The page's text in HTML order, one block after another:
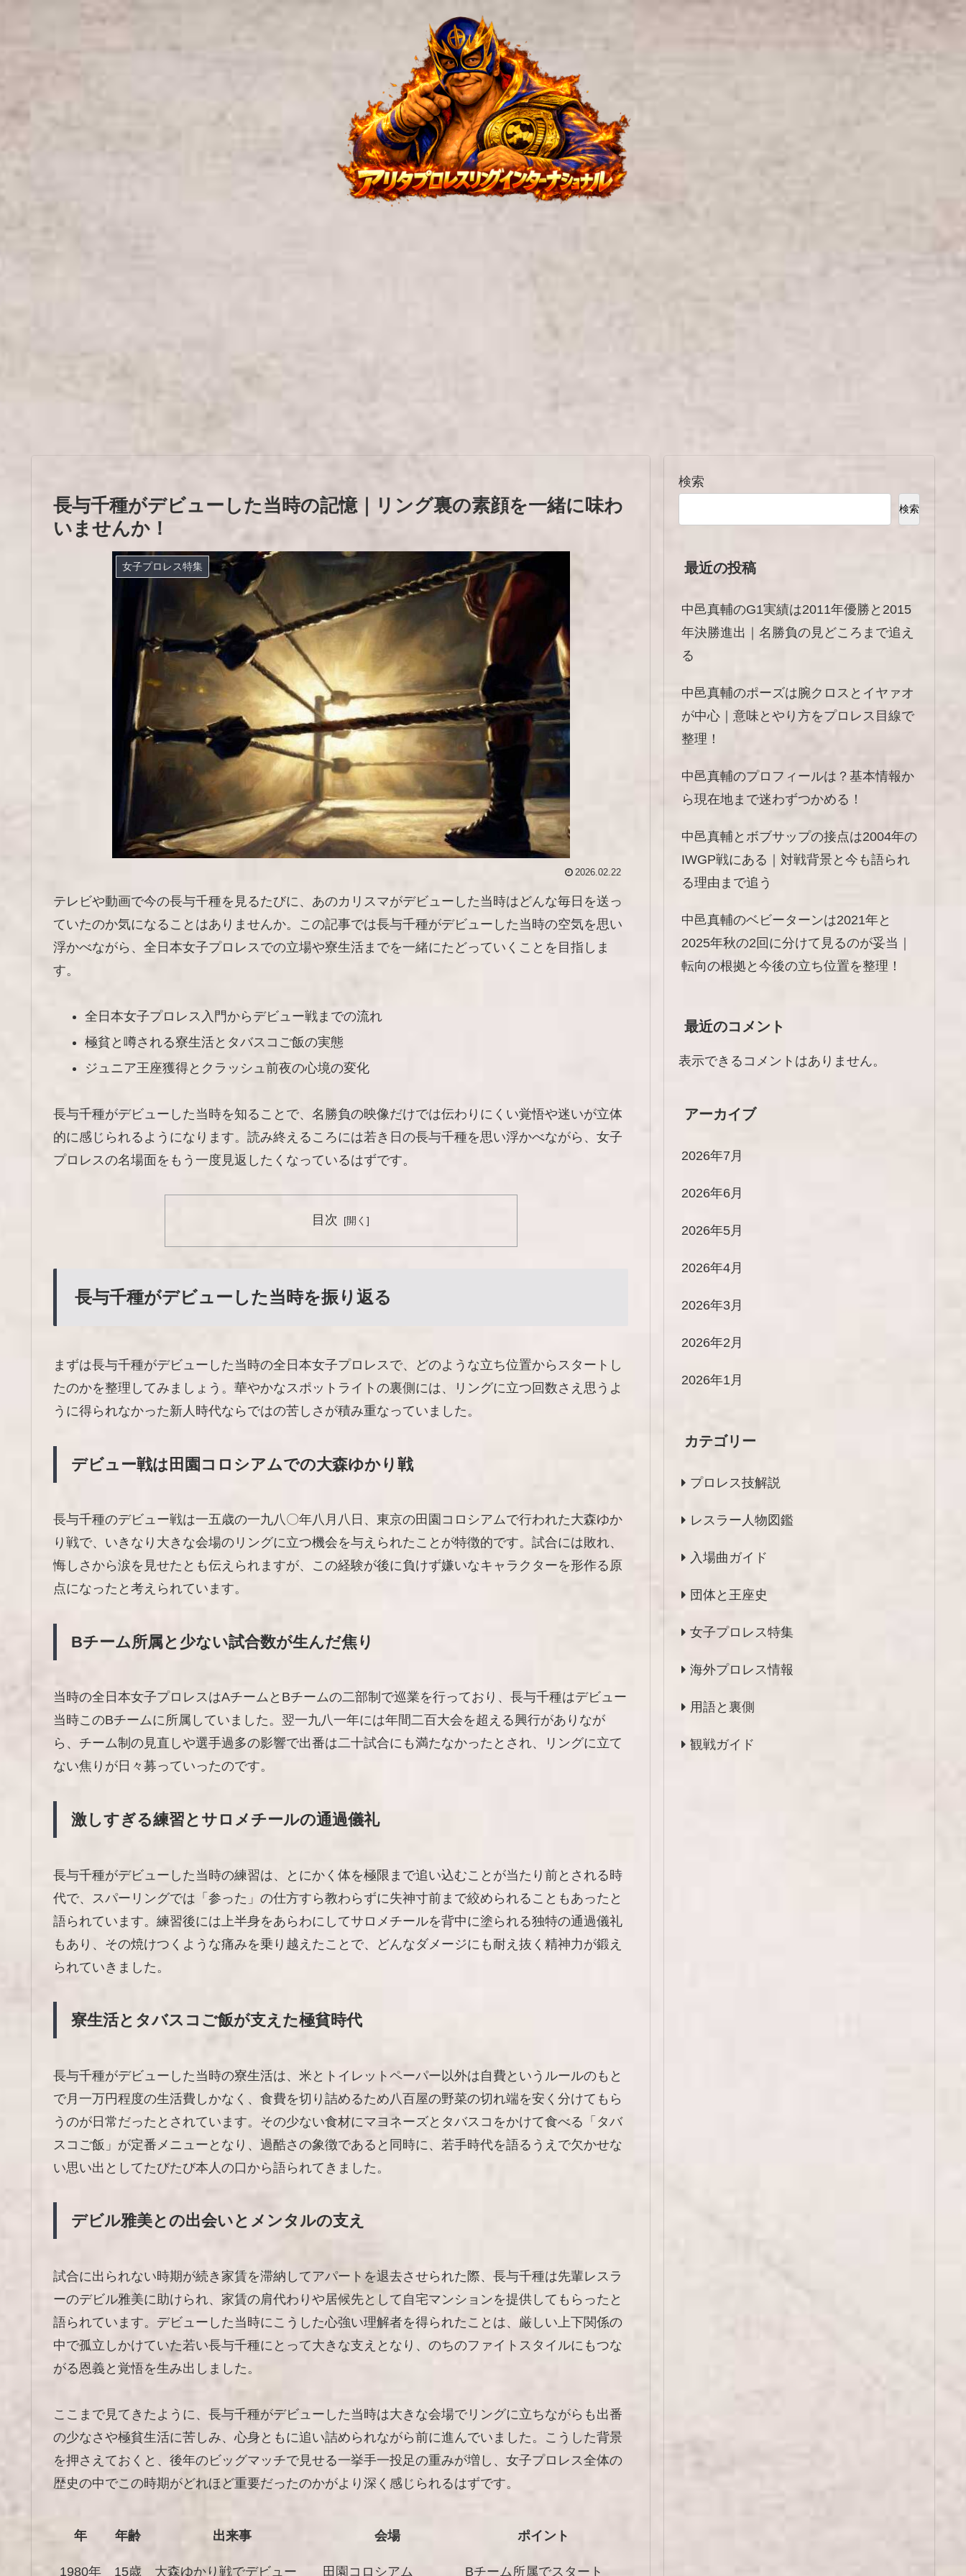
長与千種がデビューした当時の記憶｜リング裏の素顔を一緒に味わ
いませんか！
女子プロレス特集
2026.02.22
テレビや動画で今の長与千種を見るたびに、あのカリスマがデビューした当時はどんな毎日を送っ
ていたのか気になることはありませんか。この記事では長与千種がデビューした当時の空気を思い
浮かべながら、全日本女子プロレスでの立場や寮生活までを一緒にたどっていくことを目指しま
す。
全日本女子プロレス入門からデビュー戦までの流れ
極貧と噂される寮生活とタバスコご飯の実態
ジュニア王座獲得とクラッシュ前夜の心境の変化
長与千種がデビューした当時を知ることで、名勝負の映像だけでは伝わりにくい覚悟や迷いが立体
的に感じられるようになります。読み終えるころには若き日の長与千種を思い浮かべながら、女子
プロレスの名場面をもう一度見返したくなっているはずです。
目次
長与千種がデビューした当時を振り返る
まずは長与千種がデビューした当時の全日本女子プロレスで、どのような立ち位置からスタートし
たのかを整理してみましょう。華やかなスポットライトの裏側には、リングに立つ回数さえ思うよ
うに得られなかった新人時代ならではの苦しさが積み重なっていました。
デビュー戦は田園コロシアムでの大森ゆかり戦
長与千種のデビュー戦は一五歳の一九八〇年八月八日、東京の田園コロシアムで行われた大森ゆか
り戦で、いきなり大きな会場のリングに立つ機会を与えられたことが特徴的です。試合には敗れ、
悔しさから涙を見せたとも伝えられますが、この経験が後に負けず嫌いなキャラクターを形作る原
点になったと考えられています。
Bチーム所属と少ない試合数が生んだ焦り
当時の全日本女子プロレスはAチームとBチームの二部制で巡業を行っており、長与千種はデビュー
当時このBチームに所属していました。翌一九八一年には年間二百大会を超える興行がありなが
ら、チーム制の見直しや選手過多の影響で出番は二十試合にも満たなかったとされ、リングに立て
ない焦りが日々募っていったのです。
激しすぎる練習とサロメチールの通過儀礼
長与千種がデビューした当時の練習は、とにかく体を極限まで追い込むことが当たり前とされる時
代で、スパーリングでは「参った」の仕方すら教わらずに失神寸前まで絞められることもあったと
語られています。練習後には上半身をあらわにしてサロメチールを背中に塗られる独特の通過儀礼
もあり、その焼けつくような痛みを乗り越えたことで、どんなダメージにも耐え抜く精神力が鍛え
られていきました。
寮生活とタバスコご飯が支えた極貧時代
長与千種がデビューした当時の寮生活は、米とトイレットペーパー以外は自費というルールのもと
で月一万円程度の生活費しかなく、食費を切り詰めるため八百屋の野菜の切れ端を安く分けてもら
うのが日常だったとされています。その少ない食材にマヨネーズとタバスコをかけて食べる「タバ
スコご飯」が定番メニューとなり、過酷さの象徴であると同時に、若手時代を語るうえで欠かせな
い思い出としてたびたび本人の口から語られてきました。
デビル雅美との出会いとメンタルの支え
試合に出られない時期が続き家賃を滞納してアパートを退去させられた際、長与千種は先輩レスラ
ーのデビル雅美に助けられ、家賃の肩代わりや居候先として自宅マンションを提供してもらったと
語られています。デビューした当時にこうした心強い理解者を得られたことは、厳しい上下関係の
中で孤立しかけていた若い長与千種にとって大きな支えとなり、のちのファイトスタイルにもつな
がる恩義と覚悟を生み出しました。
ここまで見てきたように、長与千種がデビューした当時は大きな会場でリングに立ちながらも出番
の少なさや極貧生活に苦しみ、心身ともに追い詰められながら前に進んでいました。こうした背景
を押さえておくと、後年のビッグマッチで見せる一挙手一投足の重みが増し、女子プロレス全体の
歴史の中でこの時期がどれほど重要だったのかがより深く感じられるはずです。
年 年齢 出来事 会場 ポイント
1980年 15歳 大森ゆかり戦でデビュー 田園コロシアム Bチーム所属でスタート
検索
検索
最近の投稿
中邑真輔のG1実績は2011年優勝と2015
年決勝進出｜名勝負の見どころまで追え
る
中邑真輔のポーズは腕クロスとイヤァオ
が中心｜意味とやり方をプロレス目線で
整理！
中邑真輔のプロフィールは？基本情報か
ら現在地まで迷わずつかめる！
中邑真輔とボブサップの接点は2004年の
IWGP戦にある｜対戦背景と今も語られ
る理由まで追う
中邑真輔のベビーターンは2021年と
2025年秋の2回に分けて見るのが妥当｜
転向の根拠と今後の立ち位置を整理！
最近のコメント
表示できるコメントはありません。
アーカイブ
2026年7月
2026年6月
2026年5月
2026年4月
2026年3月
2026年2月
2026年1月
カテゴリー
プロレス技解説
レスラー人物図鑑
入場曲ガイド
団体と王座史
女子プロレス特集
海外プロレス情報
用語と裏側
観戦ガイド